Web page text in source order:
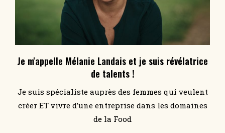
Je m'appelle Mélanie Landais et je suis révélatrice
de talents !
Je suis spécialiste auprès des femmes qui veulent
créer ET vivre d’une entreprise dans les domaines
de la Food